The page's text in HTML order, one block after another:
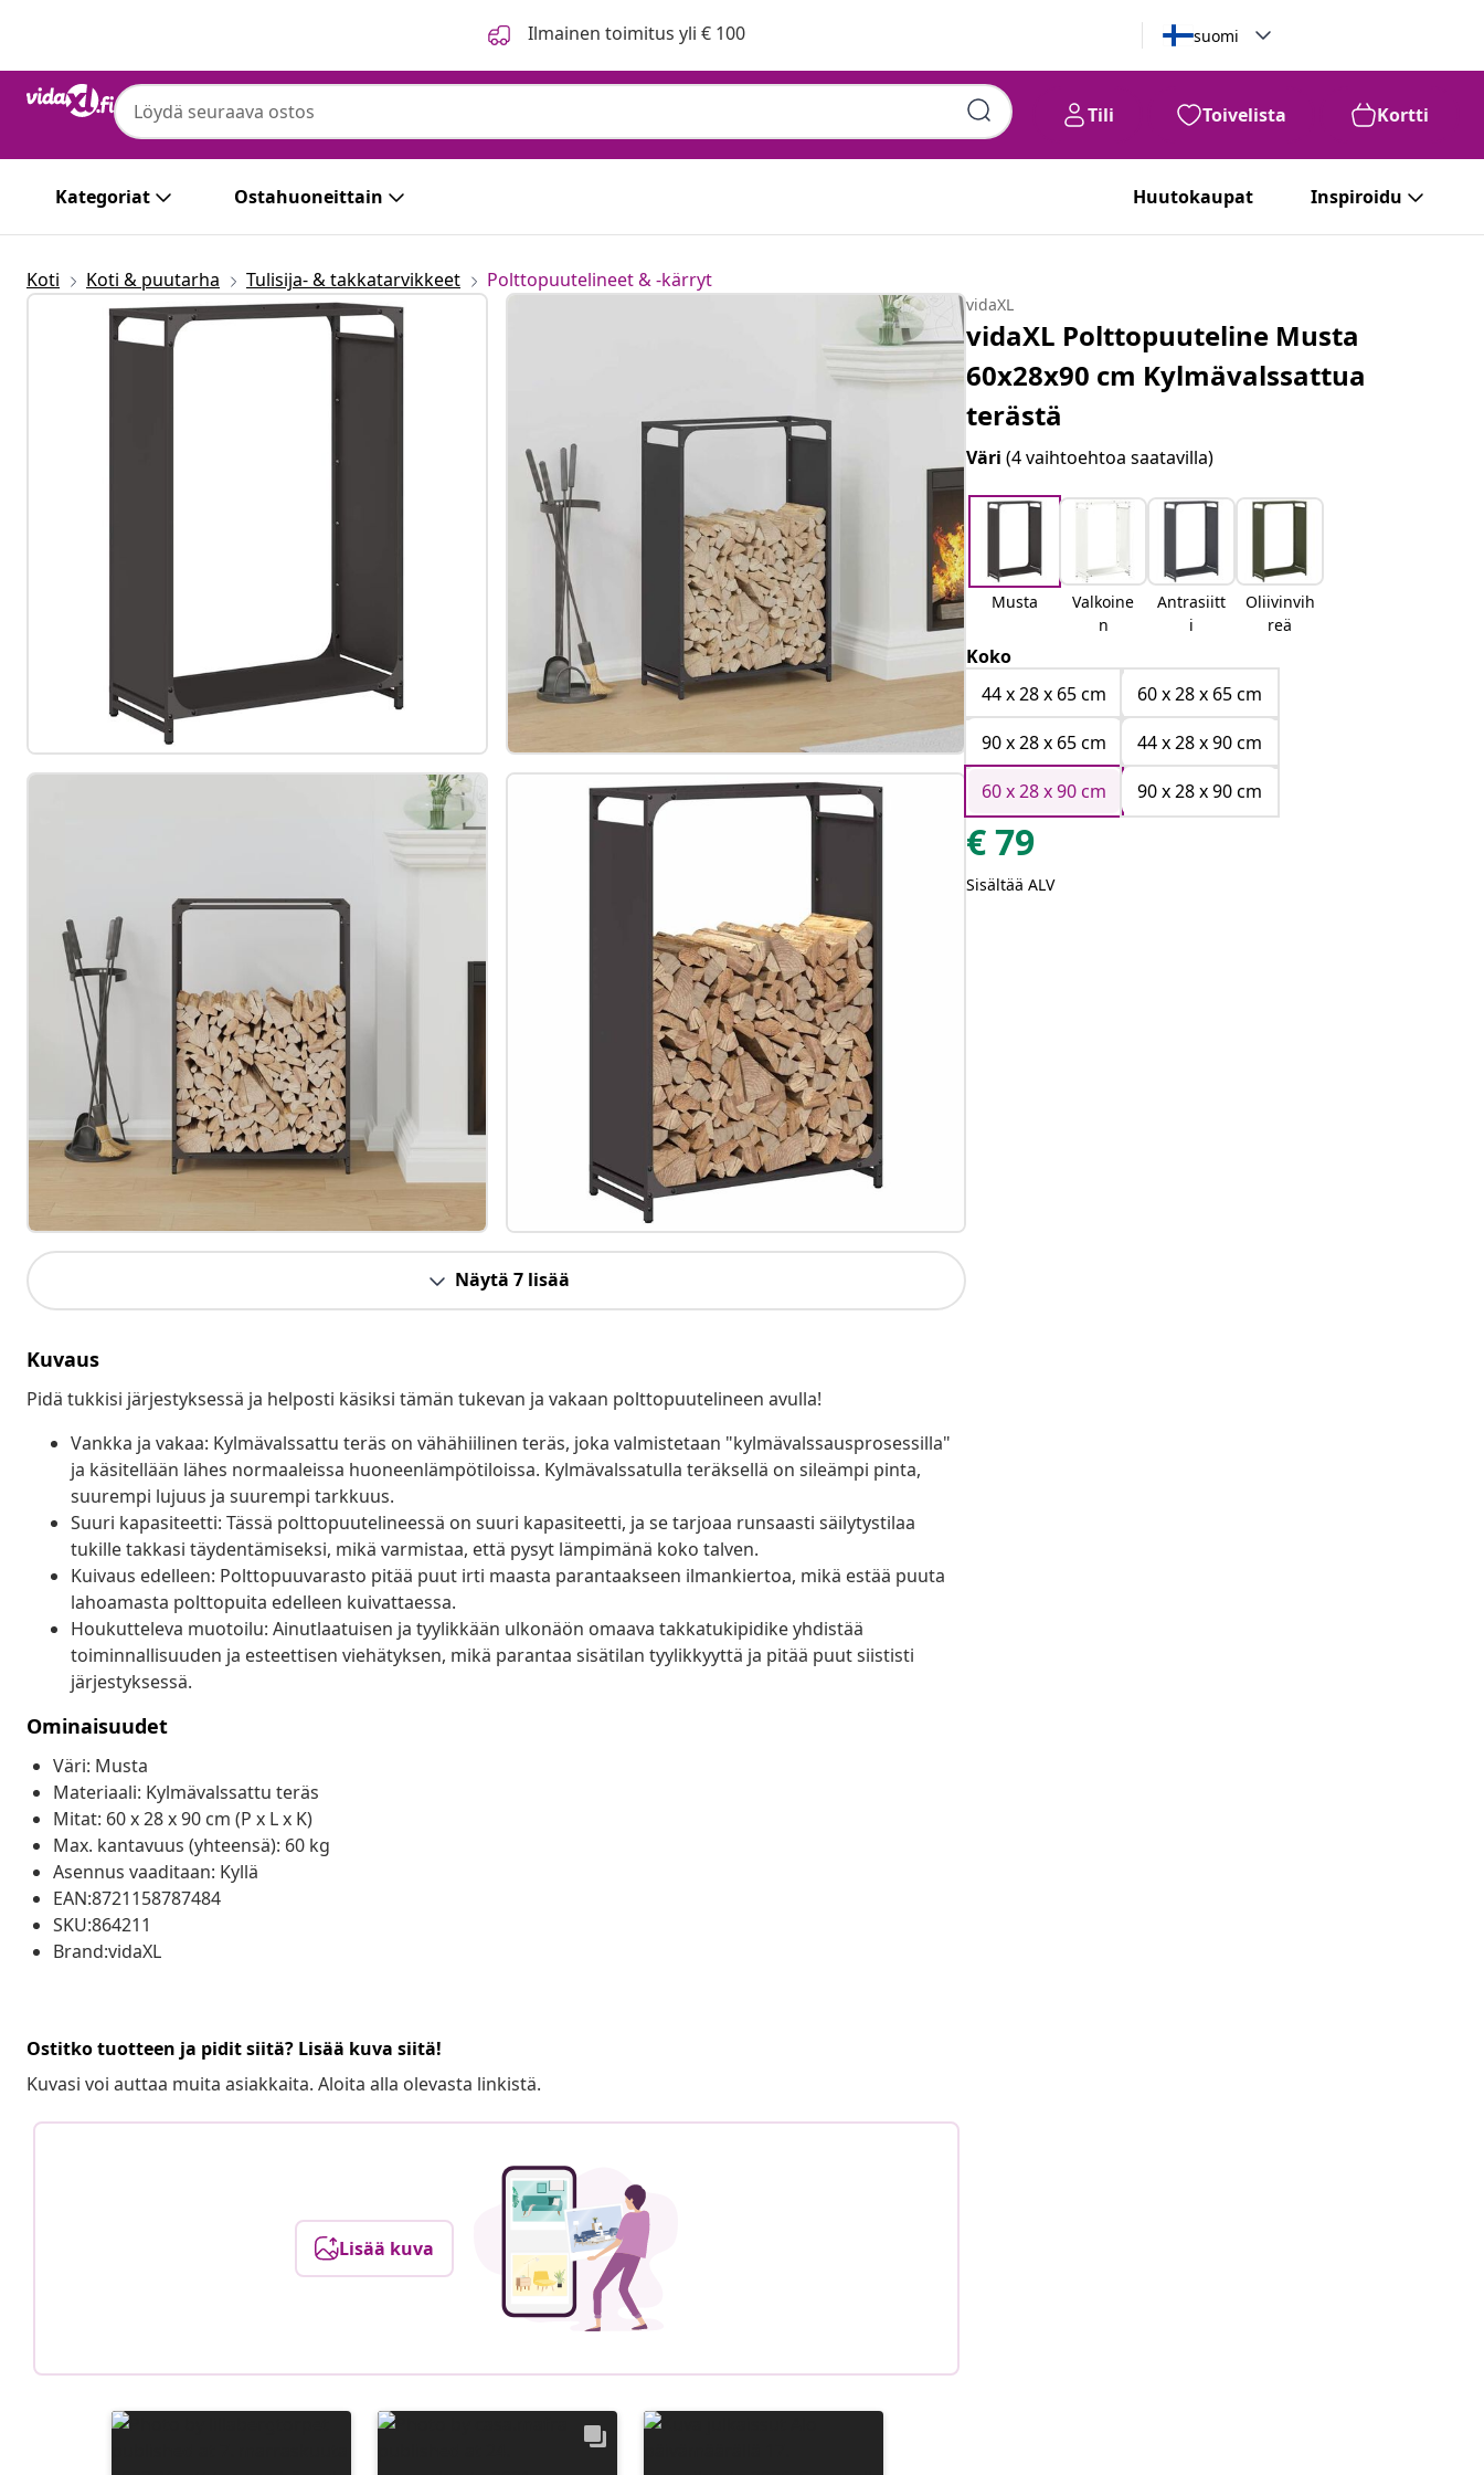
Ilmainen toimitus yli € 100 suomi
Tili Toivelista Kortti
Kategoriat Ostahuoneittain Huutokaupat Inspiroidu
Koti Koti & puutarha Tulisija- & takkatarvikkeet Polttopuutelineet & -kärryt
Näytä 7 lisää
Kuvaus
Pidä tukkisi järjestyksessä ja helposti käsiksi tämän tukevan ja vakaan polttopuutelineen avulla!
Vankka ja vakaa: Kylmävalssattu teräs on vähähiilinen teräs, joka valmistetaan "kylmävalssausprosessilla"
ja käsitellään lähes normaaleissa huoneenlämpötiloissa. Kylmävalssatulla teräksellä on sileämpi pinta,
suurempi lujuus ja suurempi tarkkuus.
Suuri kapasiteetti: Tässä polttopuutelineessä on suuri kapasiteetti, ja se tarjoaa runsaasti säilytystilaa
tukille takkasi täydentämiseksi, mikä varmistaa, että pysyt lämpimänä koko talven.
Kuivaus edelleen: Polttopuuvarasto pitää puut irti maasta parantaakseen ilmankiertoa, mikä estää puuta
lahoamasta polttopuita edelleen kuivattaessa.
Houkutteleva muotoilu: Ainutlaatuisen ja tyylikkään ulkonäön omaava takkatukipidike yhdistää
toiminnallisuuden ja esteettisen viehätyksen, mikä parantaa sisätilan tyylikkyyttä ja pitää puut siististi
järjestyksessä.
Ominaisuudet
Väri: Musta
Materiaali: Kylmävalssattu teräs
Mitat: 60 x 28 x 90 cm (P x L x K)
Max. kantavuus (yhteensä): 60 kg
Asennus vaaditaan: Kyllä
EAN:8721158787484
SKU:864211
Brand:vidaXL
Ostitko tuotteen ja pidit siitä? Lisää kuva siitä!
Kuvasi voi auttaa muita asiakkaita. Aloita alla olevasta linkistä.
Lisää kuva
vidaXL
vidaXL Polttopuuteline Musta
60x28x90 cm Kylmävalssattua
terästä
Väri(4 vaihtoehtoa saatavilla)
Musta
Valkoine
n
Antrasiitt
i
Oliivinvih
reä
Koko
44 x 28 x 65 cm
60 x 28 x 65 cm
90 x 28 x 65 cm
44 x 28 x 90 cm
60 x 28 x 90 cm
90 x 28 x 90 cm
€79
Sisältää ALV